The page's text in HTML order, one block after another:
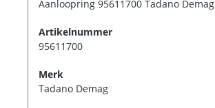
Aanloopring 95611700 Tadano Demag
Artikelnummer
95611700
Merk
Tadano Demag